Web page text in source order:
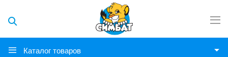
Каталог товаров